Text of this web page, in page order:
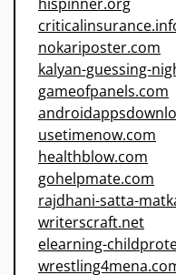
nokariposter.com
kalyan-guessing-
gameofpanels.com
usetimenow.com
healthblow.com
gohelpmate.com
rajdhani-satta-
writerscraft.net
elearning-